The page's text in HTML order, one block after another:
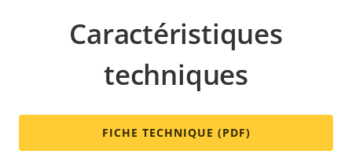
Caractéristiques
techniques
FICHE TECHNIQUE (PDF)